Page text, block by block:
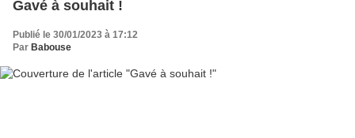
Gavé à souhait !
Publié le 30/01/2023 à 17:12
Par Babouse